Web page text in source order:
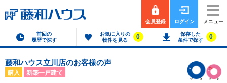
会員登録 ログイン メニュー
前回の
履歴で探す
お気に入りの
物件を見る
0
保存した
条件で探す
0
藤和ハウス立川店のお客様の声
購入 新築一戸建て